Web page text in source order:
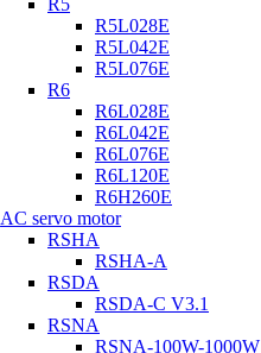
R5
R5L028E
R5L042E
R5L076E
R6
R6L028E
R6L042E
R6L076E
R6L120E
R6H260E
AC servo motor
RSHA
RSHA-A
RSDA
RSDA-C V3.1
RSNA
RSNA-100W-1000W